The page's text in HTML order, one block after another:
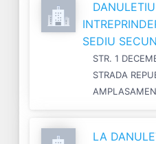
SEDIU
STR. 1
STRADA
LA